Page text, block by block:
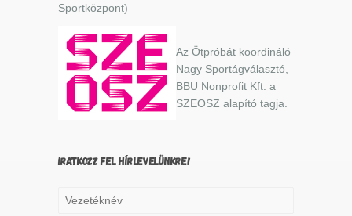
Sportközpont)
Az Ötpróbát koordináló
Nagy Sportágválasztó,
BBU Nonprofit Kft. a
SZEOSZ alapító tagja.
IRATKOZZ FEL HÍRLEVELÜNKRE!